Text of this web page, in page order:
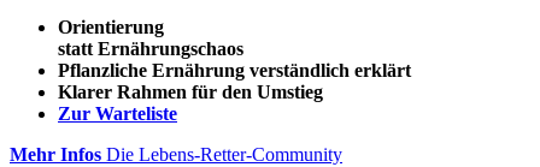
Orientierung
statt Ernährungschaos
Pflanzliche Ernährung verständlich erklärt
Klarer Rahmen für den Umstieg
Zur Warteliste
Mehr Infos Die Lebens-Retter-Community